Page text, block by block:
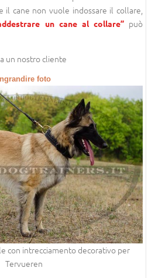
il cane non vuole indossare il collare,
un cane al collare”può
un nostro cliente
Ingrandire foto
con intrecciamento decorativo per
Tervueren